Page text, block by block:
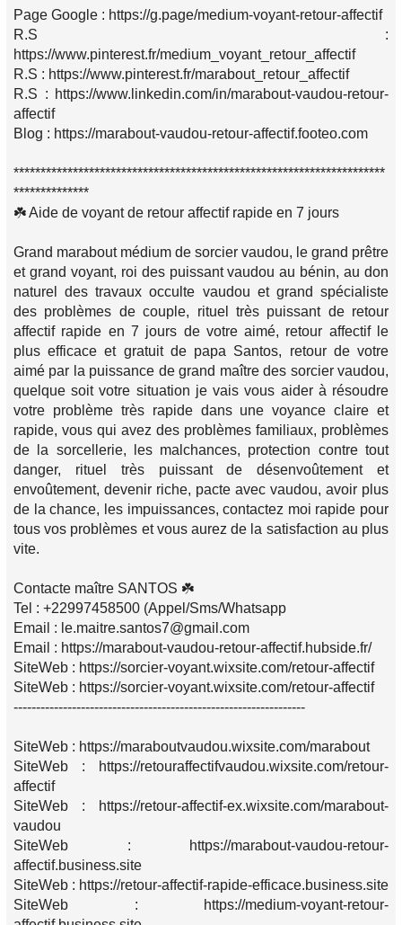
Page Google : https://g.page/medium-voyant-retour-affectif
R.S :
https://www.pinterest.fr/medium_voyant_retour_affectif
R.S : https://www.pinterest.fr/marabout_retour_affectif
R.S : https://www.linkedin.com/in/marabout-vaudou-retour-
affectif
Blog : https://marabout-vaudou-retour-affectif.footeo.com
*********************************************************************
**************
☘️ Aide de voyant de retour affectif rapide en 7 jours
Grand marabout médium de sorcier vaudou, le grand prêtre
et grand voyant, roi des puissant vaudou au bénin, au don
naturel des travaux occulte vaudou et grand spécialiste
des problèmes de couple, rituel très puissant de retour
affectif rapide en 7 jours de votre aimé, retour affectif le
plus efficace et gratuit de papa Santos, retour de votre
aimé par la puissance de grand maître des sorcier vaudou,
quelque soit votre situation je vais vous aider à résoudre
votre problème très rapide dans une voyance claire et
rapide, vous qui avez des problèmes familiaux, problèmes
de la sorcellerie, les malchances, protection contre tout
danger, rituel très puissant de désenvoûtement et
envoûtement, devenir riche, pacte avec vaudou, avoir plus
de la chance, les impuissances, contactez moi rapide pour
tous vos problèmes et vous aurez de la satisfaction au plus
vite.
Contacte maître SANTOS ☘️
Tel : +22997458500 (Appel/Sms/Whatsapp
Email : le.maitre.santos7@gmail.com
Email : https://marabout-vaudou-retour-affectif.hubside.fr/
SiteWeb : https://sorcier-voyant.wixsite.com/retour-affectif
SiteWeb : https://sorcier-voyant.wixsite.com/retour-affectif
-----------------------------------------------------------------
SiteWeb : https://maraboutvaudou.wixsite.com/marabout
SiteWeb : https://retouraffectifvaudou.wixsite.com/retour-
affectif
SiteWeb : https://retour-affectif-ex.wixsite.com/marabout-
vaudou
SiteWeb : https://marabout-vaudou-retour-
affectif.business.site
SiteWeb : https://retour-affectif-rapide-efficace.business.site
SiteWeb : https://medium-voyant-retour-